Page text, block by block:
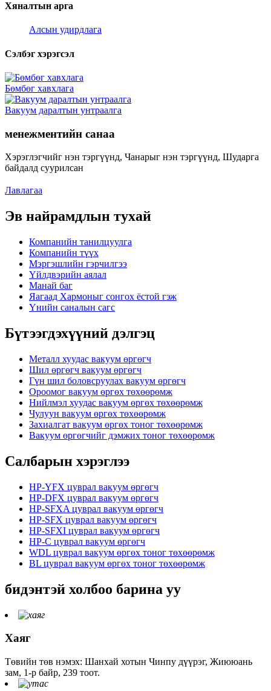
Хяналтын арга
Алсын удирдлага
Сэлбэг хэрэгсэл
Бөмбөг хавхлага
Вакуум даралтын унтраалга
менежментийн санаа
Хэрэглэгчийг нэн тэргүүнд, Чанарыг нэн тэргүүнд, Шударга
байдалд суурилсан
Лавлагаа
Эв найрамдлын тухай
Компанийн танилцуулга
Компанийн түүх
Мэргэшлийн гэрчилгээ
Үйлдвэрийн аялал
Манай баг
Яагаад Хармоныг сонгох ёстой гэж
Үнийн саналын сагс
Бүтээгдэхүүний дэлгэц
Металл хуудас вакуум өргөгч
Шил өргөгч вакуум өргөгч
Гүн шил боловсруулах вакуум өргөгч
Ороомог вакуум өргөх төхөөрөмж
Нийлмэл хуудас вакуум өргөх төхөөрөмж
Чулуун вакуум өргөх төхөөрөмж
Захиалгат вакуум өргөх тоног төхөөрөмж
Вакуум өргөгчийг дэмжих тоног төхөөрөмж
Салбарын хэрэглээ
HP-YFX цуврал вакуум өргөгч
HP-DFX цуврал вакуум өргөгч
HP-SFXA цуврал вакуум өргөгч
HP-SFX цуврал вакуум өргөгч
HP-SFXI цуврал вакуум өргөгч
HP-C цуврал вакуум өргөгч
WDL цуврал вакуум өргөх тоног төхөөрөмж
BL цуврал вакуум өргөх тоног төхөөрөмж
бидэнтэй холбоо барина уу
Хаяг
Төвийн төв нэмэх: Шанхай хотын Чинпу дүүрэг, Жиююань
зам, 1-р байр, 239 тоот.